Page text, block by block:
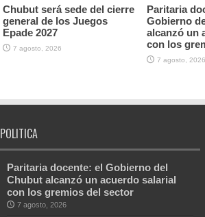
Chubut será sede del cierre
general de los Juegos
Epade 2027
7 agosto, 2026
Paritaria
Gobierno
alcanzó un
con los
7 agosto, 2026
POLITICA
Paritaria docente: el Gobierno del
Chubut alcanzó un acuerdo salarial
con los gremios del sector
7 agosto, 2026